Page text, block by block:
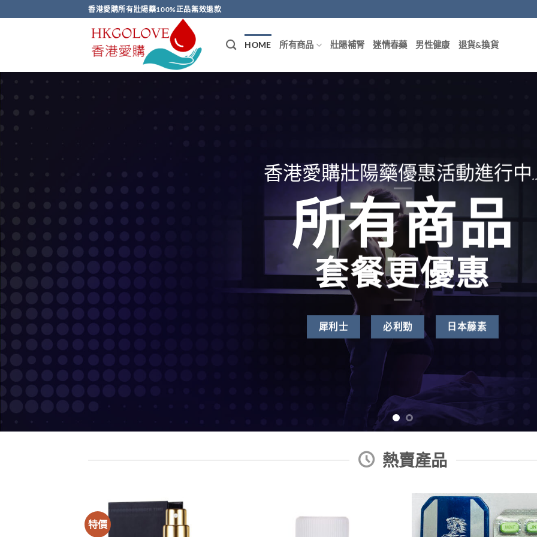
to
香港愛購所有壯陽藥100%正品無效退款
HOME 所有商品 壯陽補腎 迷情春藥 男性健康 退貨&換貨
香港愛購壯陽藥優惠活動進行中
所有商品
套餐更優惠
犀利士 必利勁 日本藤素
熱賣產品